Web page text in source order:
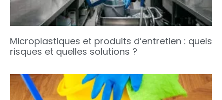
Microplastiques et produits d’entretien : quels
risques et quelles solutions ?